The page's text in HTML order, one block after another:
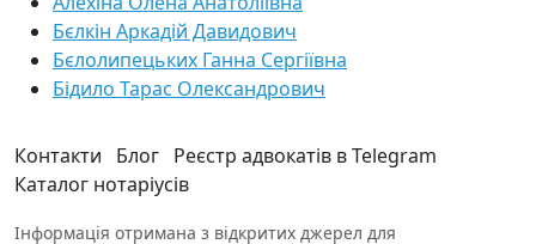
Бєлкін Аркадій Давидович
Бєлолипецьких Ганна Сергіївна
Бідило Тарас Олександрович
Контакти Блог Реєстр адвокатів в Telegram
Каталог нотаріусів
Інформація отримана з відкритих джерел для